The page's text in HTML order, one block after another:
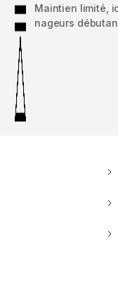
Maintien limité,
nageurs